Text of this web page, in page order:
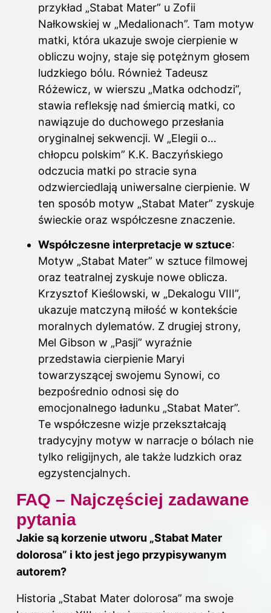
przykład „Stabat Mater” u Zofii
Nałkowskiej w „Medalionach”. Tam motyw
matki, która ukazuje swoje cierpienie w
obliczu wojny, staje się potężnym głosem
ludzkiego bólu. Również Tadeusz
Różewicz, w wierszu „Matka odchodzi”,
stawia refleksję nad śmiercią matki, co
nawiązuje do duchowego przesłania
oryginalnej sekwencji. W „Elegii o…
chłopcu polskim” K.K. Baczyńskiego
odczucia matki po stracie syna
odzwierciedlają uniwersalne cierpienie. W
ten sposób motyw „Stabat Mater” zyskuje
świeckie oraz współczesne znaczenie.
Współczesne interpretacje w sztuce:
Motyw „Stabat Mater” w sztuce filmowej
oraz teatralnej zyskuje nowe oblicza.
Krzysztof Kieślowski, w „Dekalogu VIII”,
ukazuje matczyną miłość w kontekście
moralnych dylematów. Z drugiej strony,
Mel Gibson w „Pasji” wyraźnie
przedstawia cierpienie Maryi
towarzyszącej swojemu Synowi, co
bezpośrednio odnosi się do
emocjonalnego ładunku „Stabat Mater”.
Te współczesne wizje przekształcają
tradycyjny motyw w narracje o bólach nie
tylko religijnych, ale także ludzkich oraz
egzystencjalnych.
FAQ – Najczęściej zadawane
pytania
Jakie są korzenie utworu „Stabat Mater
dolorosa” i kto jest jego przypisywanym
autorem?
Historia „Stabat Mater dolorosa” ma swoje